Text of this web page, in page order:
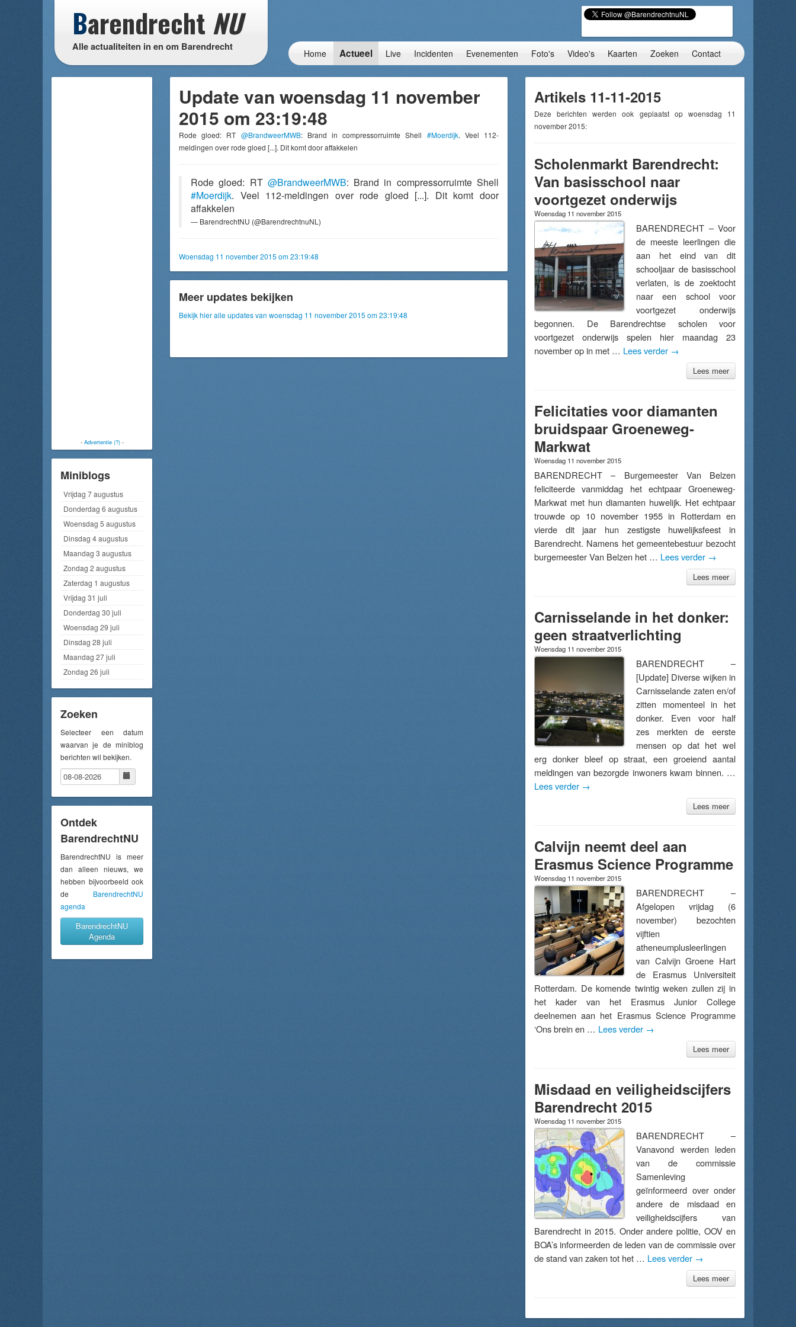
Barendrecht NU
Alle actualiteiten in en om Barendrecht
Home Actueel Live Incidenten Evenementen Foto's Video's Kaarten Zoeken Contact
- Advertentie (?)-
Miniblogs
Vrijdag 7 augustus
Donderdag 6 augustus
Woensdag 5 augustus
Dinsdag 4 augustus
Maandag 3 augustus
Zondag 2 augustus
Zaterdag 1 augustus
Vrijdag 31 juli
Donderdag 30 juli
Woensdag 29 juli
Dinsdag 28 juli
Maandag 27 juli
Zondag 26 juli
Zoeken
Selecteer een datum
waarvan je de miniblog
berichten wil bekijken.
Ontdek
BarendrechtNU
BarendrechtNU is meer
dan alleen nieuws, we
hebben bijvoorbeeld ook
de BarendrechtNU
agenda
BarendrechtNU
Agenda
Update van woensdag 11 november
2015 om 23:19:48
Rode gloed: RT @BrandweerMWB: Brand in compressorruimte Shell #Moerdijk. Veel 112-
meldingen over rode gloed [...]. Dit komt door affakkelen
Rode gloed: RT @BrandweerMWB: Brand in compressorruimte Shell
#Moerdijk. Veel 112-meldingen over rode gloed [...]. Dit komt door
affakkelen
— BarendrechtNU (@BarendrechtnuNL)
Woensdag 11 november 2015 om 23:19:48
Meer updates bekijken
Bekijk hier alle updates van woensdag 11 november 2015 om 23:19:48
Artikels 11-11-2015
Deze berichten werden ook geplaatst op woensdag 11
november 2015:
Scholenmarkt Barendrecht:
Van basisschool naar
voortgezet onderwijs
Woensdag 11 november 2015
BARENDRECHT – Voor
de meeste leerlingen die
aan het eind van dit
schooljaar de basisschool
verlaten, is de zoektocht
naar een school voor
voortgezet onderwijs
begonnen. De Barendrechtse scholen voor
voortgezet onderwijs spelen hier maandag 23
november op in met … Lees verder →
Lees meer
Felicitaties voor diamanten
bruidspaar Groeneweg-
Markwat
Woensdag 11 november 2015
BARENDRECHT – Burgemeester Van Belzen
feliciteerde vanmiddag het echtpaar Groeneweg-
Markwat met hun diamanten huwelijk. Het echtpaar
trouwde op 10 november 1955 in Rotterdam en
vierde dit jaar hun zestigste huwelijksfeest in
Barendrecht. Namens het gemeentebestuur bezocht
burgemeester Van Belzen het … Lees verder →
Lees meer
Carnisselande in het donker:
geen straatverlichting
Woensdag 11 november 2015
BARENDRECHT –
[Update] Diverse wijken in
Carnisselande zaten en/of
zitten momenteel in het
donker. Even voor half
zes merkten de eerste
mensen op dat het wel
erg donker bleef op straat, een groeiend aantal
meldingen van bezorgde inwoners kwam binnen. …
Lees verder →
Lees meer
Calvijn neemt deel aan
Erasmus Science Programme
Woensdag 11 november 2015
BARENDRECHT –
Afgelopen vrijdag (6
november) bezochten
vijftien
atheneumplusleerlingen
van Calvijn Groene Hart
de Erasmus Universiteit
Rotterdam. De komende twintig weken zullen zij in
het kader van het Erasmus Junior College
deelnemen aan het Erasmus Science Programme
‘Ons brein en … Lees verder →
Lees meer
Misdaad en veiligheidscijfers
Barendrecht 2015
Woensdag 11 november 2015
BARENDRECHT –
Vanavond werden leden
van de commissie
Samenleving
geïnformeerd over onder
andere de misdaad en
veiligheidscijfers van
Barendrecht in 2015. Onder andere politie, OOV en
BOA’s informeerden de leden van de commissie over
de stand van zaken tot het … Lees verder →
Lees meer